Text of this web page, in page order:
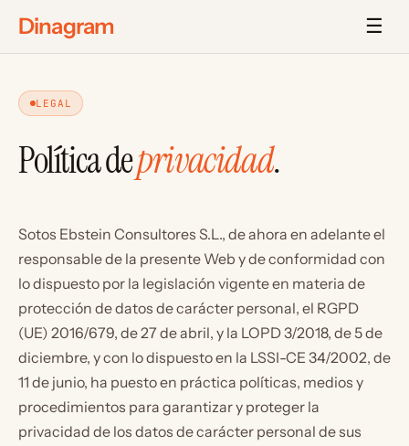
Dinagram ☰
LEGAL
Política deprivacidad.
Sotos Ebstein Consultores S.L., de ahora en adelante el
responsable de la presente Web y de conformidad con
lo dispuesto por la legislación vigente en materia de
protección de datos de carácter personal, el RGPD
(UE) 2016/679, de 27 de abril, y la LOPD 3/2018, de 5 de
diciembre, y con lo dispuesto en la LSSI-CE 34/2002, de
11 de junio, ha puesto en práctica políticas, medios y
procedimientos para garantizar y proteger la
privacidad de los datos de carácter personal de sus